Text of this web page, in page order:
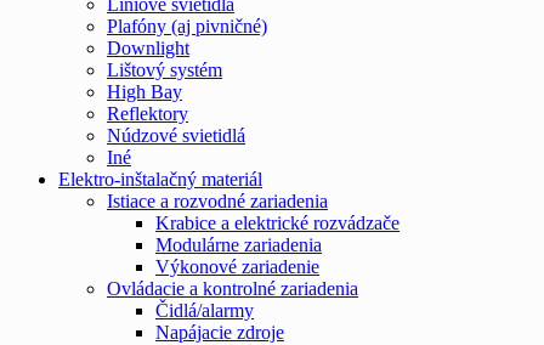
Plafóny (aj pivničné)
Downlight
Lištový systém
High Bay
Reflektory
Núdzové svietidlá
Iné
Elektro-inštalačný materiál
Istiace a rozvodné zariadenia
Krabice a elektrické rozvádzače
Modulárne zariadenia
Výkonové zariadenie
Ovládacie a kontrolné zariadenia
Čidlá/alarmy
Napájacie zdroje